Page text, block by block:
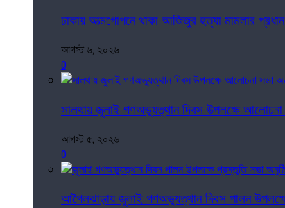
ঢাকায় আত্মগোপনে থাকা আজিজুর হত্যা মামলার
আগস্ট ৬, ২০২৬
0
সালথায় জুলাই গণঅভ্যুত্থান দিবস উপলক্ষে
আগস্ট ৫, ২০২৬
0
আগৈলঝাড়ায় জুলাই গণঅভ্যুত্থান দিবস পালন